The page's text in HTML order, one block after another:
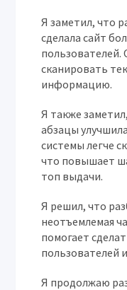
Я заметил, что
сделала сайт
пользователей.
сканировать
информацию.
Я также
абзацы
системы легче
что повышает
топ выдачи.
Я решил, что
неотъемлемая
помогает
пользователей
Я продолжаю